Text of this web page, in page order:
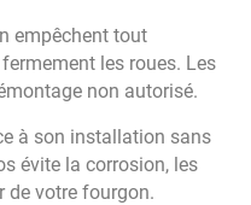
empêchent tout
les roues. Les
non autorisé.
à son installation sans
évite la corrosion, les
de votre fourgon.